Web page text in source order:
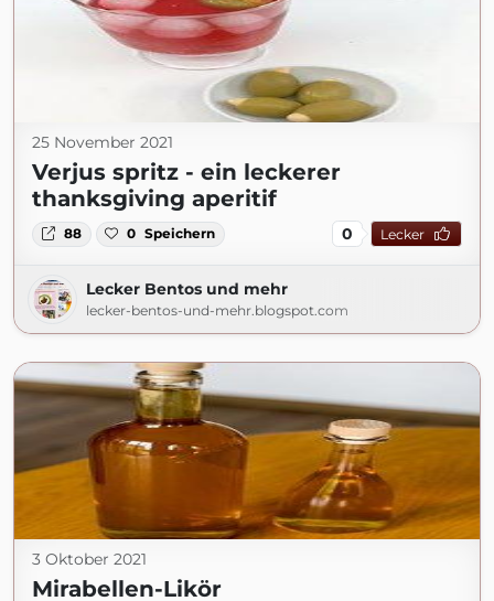
25 November 2021
Verjus spritz - ein leckerer
thanksgiving aperitif
88 0 Speichern 0 Lecker
Lecker Bentos und mehr
lecker-bentos-und-mehr.blogspot.com
3 Oktober 2021
Mirabellen-Likör